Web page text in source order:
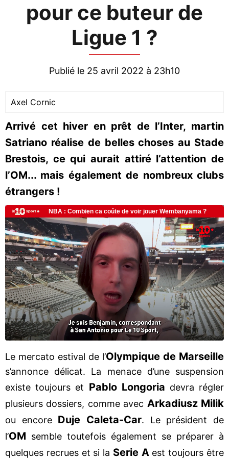
pour ce buteur de
Ligue 1 ?
Publié le 25 avril 2022 à 23h10
Axel Cornic
Arrivé cet hiver en prêt de l’Inter, martin
Satriano réalise de belles choses au Stade
Brestois, ce qui aurait attiré l’attention de
l’OM... mais également de nombreux clubs
étrangers !
Le mercato estival de l’Olympique de Marseille
s’annonce délicat. La menace d’une suspension
existe toujours et Pablo Longoria devra régler
plusieurs dossiers, comme avec Arkadiusz Milik
ou encore Duje Caleta-Car. Le président de
l’OM semble toutefois également se préparer à
quelques recrues et si la Serie A est toujours être